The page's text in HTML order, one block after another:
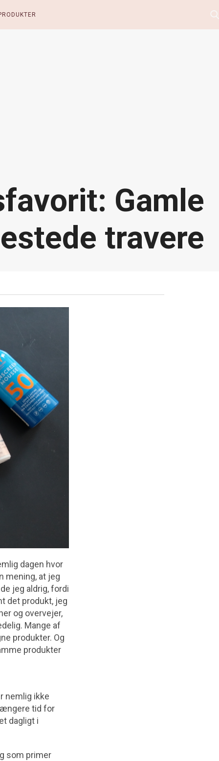
Gamle
travere
dagen hvor
mening, at jeg
jeg aldrig, fordi
det produkt, jeg
og overvejer,
Mange af
produkter. Og
produkter
nemlig ikke
tid for
dagligt i
som primer